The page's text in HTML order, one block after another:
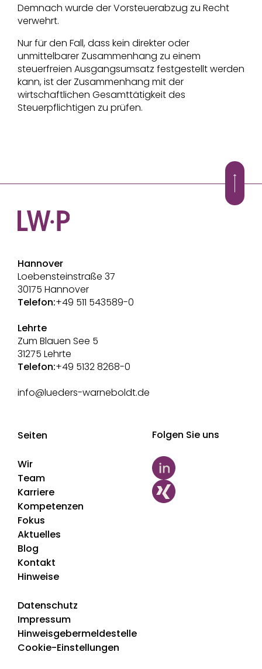
Demnach wurde der Vorsteuerabzug zu Recht
verwehrt.
Nur für den Fall, dass kein direkter oder
unmittelbarer Zusammenhang zu einem
steuerfreien Ausgangsumsatz festgestellt werden
kann, ist der Zusammenhang mit der
wirtschaftlichen Gesamttätigkeit des
Steuerpflichtigen zu prüfen.
Hannover
Loebensteinstraße 37
30175 Hannover
Telefon:+49 511 543589-0
Lehrte
Zum Blauen See 5
31275 Lehrte
Telefon:+49 5132 8268-0
info@lueders-warneboldt.de
Seiten
Wir
Team
Karriere
Kompetenzen
Fokus
Aktuelles
Blog
Kontakt
Folgen Sie uns
Hinweise
Datenschutz
Impressum
Hinweisgebermeldestelle
Cookie-Einstellungen